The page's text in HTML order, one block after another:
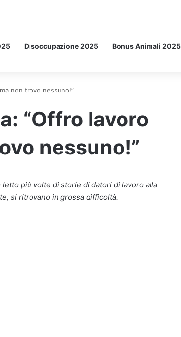
spaziale.
Disoccupazione 2025 Bonus Animali 2025
non trovo nessuno!”
“Offro lavoro
nessuno!”
letto più volte di storie di datori di lavoro alla
si ritrovano in grossa difficoltà.